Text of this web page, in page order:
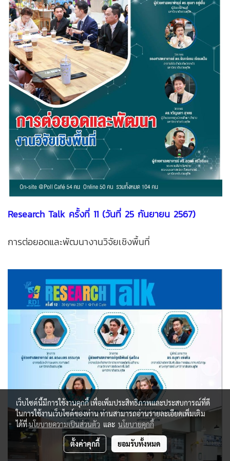
Research Talk ครั้งที่ 11 (วันที่ 25 กันยายน 2567)
การต่อยอดและพัฒนางานวิจัยเชิงพื้นที่
เว็บไซต์นี้มีการใช้งานคุกกี้ เพื่อเพิ่มประสิทธิภาพและประสบการณ์ที่ดี
ในการใช้งานเว็บไซต์ของท่าน ท่านสามารถอ่านรายละเอียดเพิ่มเติม
ได้ที่นโยบายความเป็นส่วนตัว และ นโยบายคุกกี้
ตั้งค่าคุกกี้ ยอมรับทั้งหมด